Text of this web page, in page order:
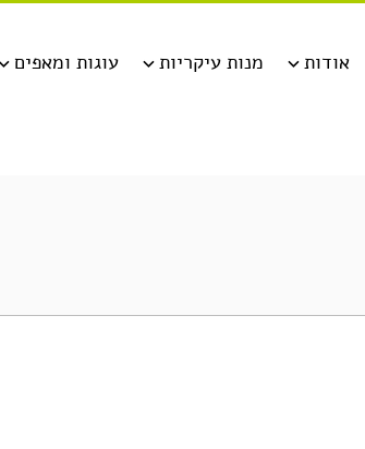
עוגות ומאפים מנות עיקריות אודות